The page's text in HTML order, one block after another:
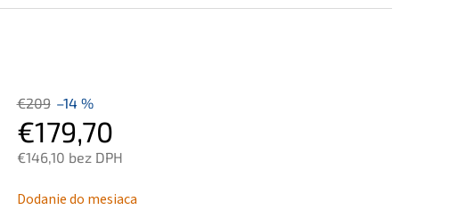
€209 –14 %
€179,70
€146,10 bez DPH
cena:
Dodanie do mesiaca